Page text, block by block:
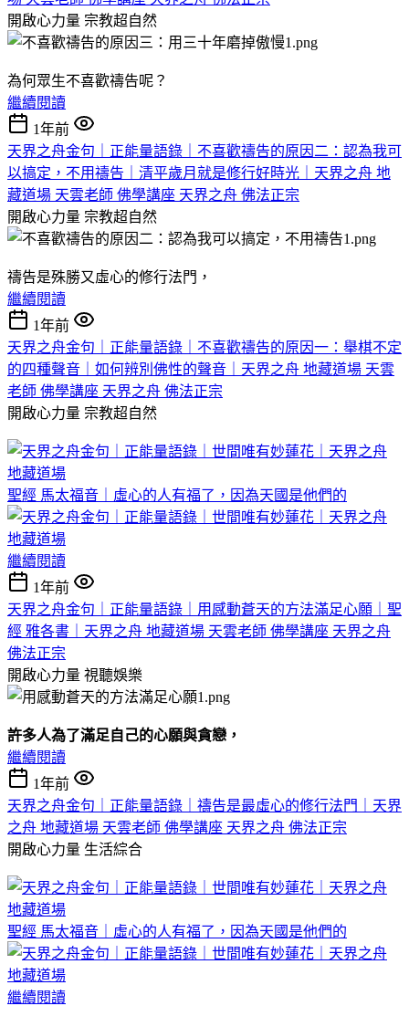
開啟心力量 宗教超自然
為何眾生不喜歡禱告呢？
繼續閱讀
1年前
天界之舟金句｜正能量語錄｜不喜歡禱告的原因二：認為我可
以搞定，不用禱告｜清平歲月就是修行好時光｜天界之舟 地
藏道場 天雲老師 佛學講座 天界之舟 佛法正宗
開啟心力量 宗教超自然
禱告是殊勝又虛心的修行法門，
繼續閱讀
1年前
天界之舟金句｜正能量語錄｜不喜歡禱告的原因一：舉棋不定
的四種聲音｜如何辨別佛性的聲音｜天界之舟 地藏道場 天雲
老師 佛學講座 天界之舟 佛法正宗
開啟心力量 宗教超自然
聖經 馬太福音｜虛心的人有福了，因為天國是他們的
繼續閱讀
1年前
天界之舟金句｜正能量語錄｜用感動蒼天的方法滿足心願｜聖
經 雅各書｜天界之舟 地藏道場 天雲老師 佛學講座 天界之舟
佛法正宗
開啟心力量 視聽娛樂
許多人為了滿足自己的心願與貪戀，
繼續閱讀
1年前
天界之舟金句｜正能量語錄｜禱告是最虛心的修行法門｜天界
之舟 地藏道場 天雲老師 佛學講座 天界之舟 佛法正宗
開啟心力量 生活綜合
聖經 馬太福音｜虛心的人有福了，因為天國是他們的
繼續閱讀